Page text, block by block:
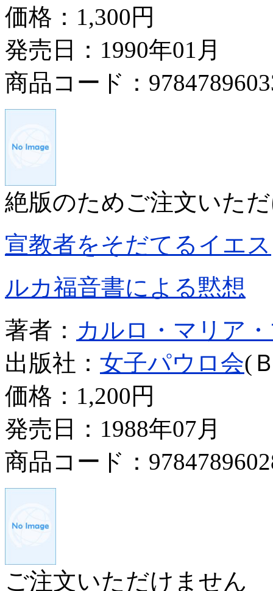
価格： 1,300円
発売日：1990年01月
商品コード：
絶版のためご注文いた
宣教者をそだてるイエス
ルカ福音書による黙想
著者： カルロ・マリア
出版社： 女子パウロ会(
価格： 1,200円
発売日：1988年07月
商品コード：
ご注文いただけません